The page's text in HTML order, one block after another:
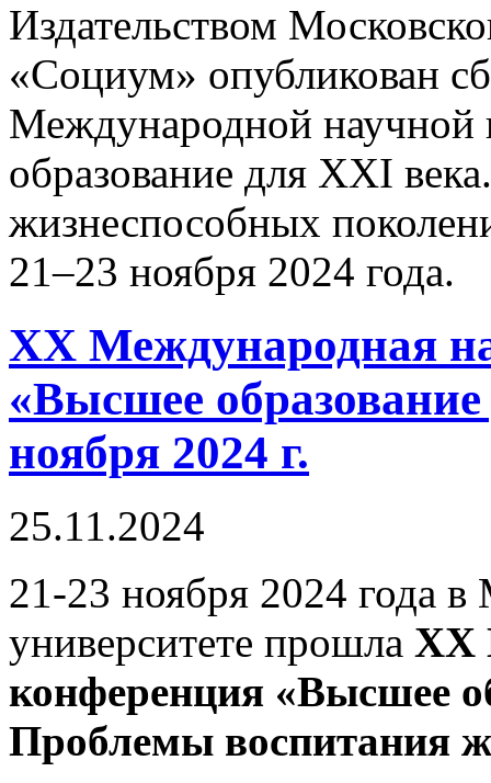
Издательством
«Социум» опубликован
Международной
образование для XXI
жизнеспособных
21–23 ноября 2024 года.
XX Международная
«Высшее
ноября 2024 г.
25.11.2024
21-23 ноября 2024 года
университете прошла XX
конференция «Высшее
Проблемы воспитания